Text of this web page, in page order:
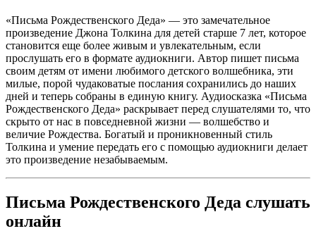
«Письма Рождественского Деда» — это замечательное
произведение Джона Толкина для детей старше 7 лет, которое
становится еще более живым и увлекательным, если
прослушать его в формате аудиокниги. Автор пишет письма
своим детям от имени любимого детского волшебника, эти
милые, порой чудаковатые послания сохранились до наших
дней и теперь собраны в единую книгу. Аудиосказка «Письма
Рождественского Деда» раскрывает перед слушателями то, что
скрыто от нас в повседневной жизни — волшебство и
величие Рождества. Богатый и проникновенный стиль
Толкина и умение передать его с помощью аудиокниги делает
это произведение незабываемым.
Письма Рождественского Деда слушать
онлайн